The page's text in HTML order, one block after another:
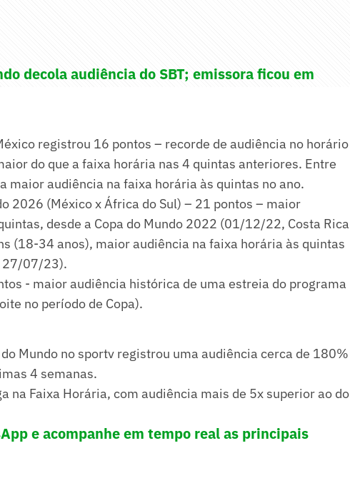
decola audiência do SBT; emissora ficou em
registrou 16 pontos – recorde de audiência no horário
do que a faixa horária nas 4 quintas anteriores. Entre
maior audiência na faixa horária às quintas no ano.
2026 (México x África do Sul) – 21 pontos – maior
desde a Copa do Mundo 2022 (01/12/22, Costa Rica
(18-34 anos), maior audiência na faixa horária às quintas
27/07/23).
- maior audiência histórica de uma estreia do programa
no período de Copa).
Mundo no sportv registrou uma audiência cerca de 180%
4 semanas.
na Faixa Horária, com audiência mais de 5x superior ao do
e acompanhe em tempo real as principais